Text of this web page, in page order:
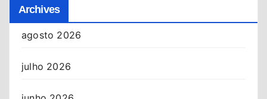
Archives
agosto 2026
julho 2026